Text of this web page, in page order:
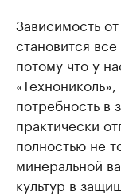
Зависимость
становится
потому что у
потребность в
практически
полностью не
минеральной
культур в